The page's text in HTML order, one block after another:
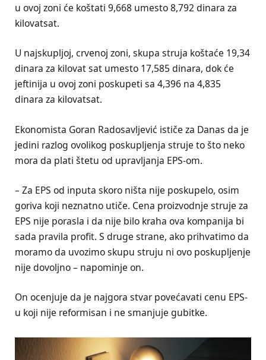
u ovoj zoni će koštati 9,668 umesto 8,792 dinara za
kilovatsat.
U najskupljoj, crvenoj zoni, skupa struja koštaće 19,34
dinara za kilovat sat umesto 17,585 dinara, dok će
jeftinija u ovoj zoni poskupeti sa 4,396 na 4,835
dinara za kilovatsat.
Ekonomista Goran Radosavljević ističe za Danas da je
jedini razlog ovolikog poskupljenja struje to što neko
mora da plati štetu od upravljanja EPS-om.
– Za EPS od inputa skoro ništa nije poskupelo, osim
goriva koji neznatno utiče. Cena proizvodnje struje za
EPS nije porasla i da nije bilo kraha ova kompanija bi
sada pravila profit. S druge strane, ako prihvatimo da
moramo da uvozimo skupu struju ni ovo poskupljenje
nije dovoljno – napominje on.
On ocenjuje da je najgora stvar povećavati cenu EPS-
u koji nije reformisan i ne smanjuje gubitke.